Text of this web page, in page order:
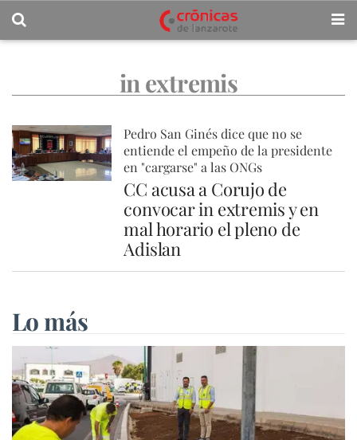
in extremis
Pedro San Ginés dice que no se
entiende el empeño de la presidente
en "cargarse" a las ONGs
CC acusa a Corujo de
convocar in extremis y en
mal horario el pleno de
Adislan
Lo más